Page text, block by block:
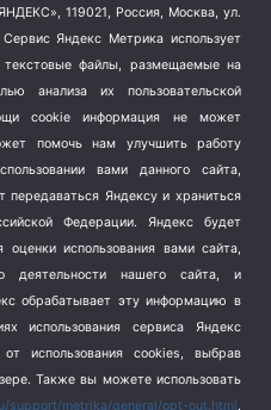
119021, Россия, Москва, ул.
Яндекс Метрика использует
файлы, размещаемые на
анализа их пользовательской
cookie информация не может
помочь нам улучшить работу
вами данного сайта,
Яндексу и храниться
Федерации. Яндекс будет
использования вами сайта,
деятельности нашего сайта, и
обрабатывает эту информацию в
использования сервиса Яндекс
использования cookies, выбрав
Также вы можете использовать
support/metrika/general/opt-out.html.